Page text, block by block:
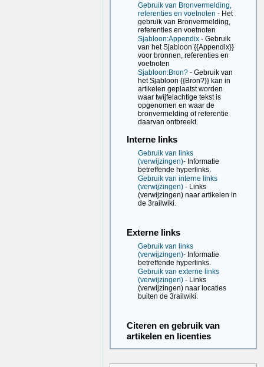
Gebruik van Bronvermelding,
referenties en voetnoten - Het
gebruik van Bronvermelding,
referenties en voetnoten
Sjabloon:Appendix - Gebruik
van het Sjabloon {{Appendix}}
voor bronnen, referenties en
voetnoten
Sjabloon:Bron? - Gebruik van
het Sjabloon {{Bron?}} kan in
artikelen geplaatst worden
waar twijfelachtige tekst is
opgenomen en waar de
bronvermelding of referentie
daarvan ontbreekt.
Interne links
Gebruik van links
(verwijzingen)- Informatie
betreffende hyperlinks.
Gebruik van interne links
(verwijzingen) - Links
(verwijzingen) naar artikelen in
de 3railwiki.
Externe links
Gebruik van links
(verwijzingen)- Informatie
betreffende hyperlinks.
Gebruik van externe links
(verwijzingen) - Links
(verwijzingen) naar locaties
buiten de 3railwiki.
Citeren en gebruik van
artikelen en licenties